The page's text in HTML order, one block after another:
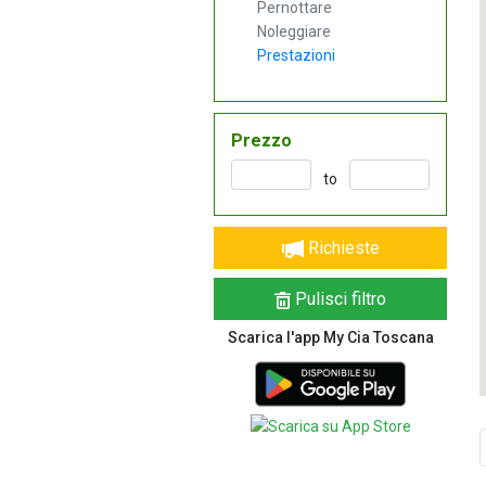
Pernottare
Noleggiare
Prestazioni
Prezzo
to
Richieste
Pulisci filtro
Scarica l'app My Cia Toscana